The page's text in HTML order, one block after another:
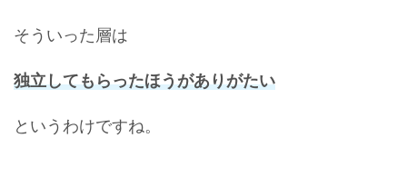
そういった層は
独立してもらったほうがありがたい
というわけですね。